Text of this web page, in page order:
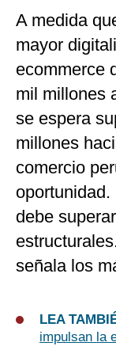
A medida
mayor
ecommerce
mil millones
se espera
millones
comercio
debe
señala los
LEA
impulsan la